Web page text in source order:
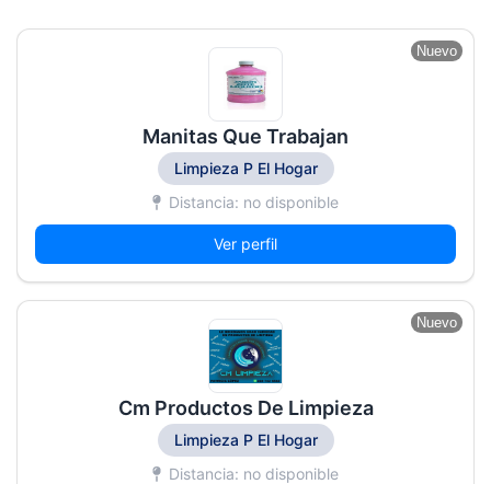
Nuevo
Manitas Que Trabajan
Limpieza P El Hogar
Distancia: no disponible
Ver perfil
Nuevo
Cm Productos De Limpieza
Limpieza P El Hogar
Distancia: no disponible